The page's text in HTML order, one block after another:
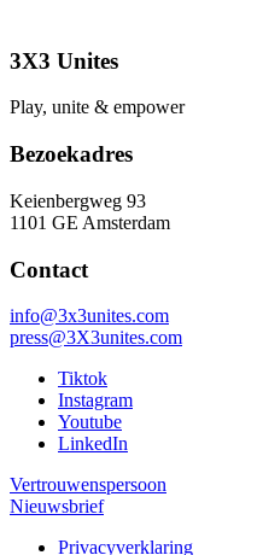
3X3 Unites
Play, unite & empower
Bezoekadres
Keienbergweg 93
1101 GE Amsterdam
Contact
info@3x3unites.com
press@3X3unites.com
Tiktok
Instagram
Youtube
LinkedIn
Vertrouwenspersoon
Nieuwsbrief
Privacyverklaring